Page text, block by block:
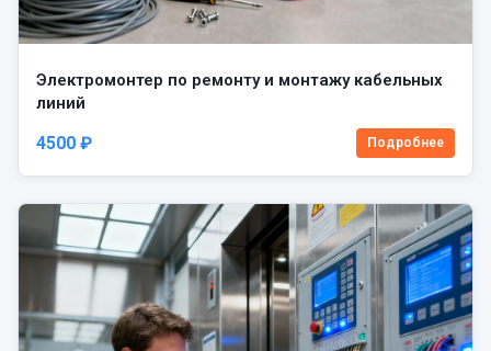
Электромонтер по ремонту и монтажу кабельных
линий
4500 ₽ Подробнее